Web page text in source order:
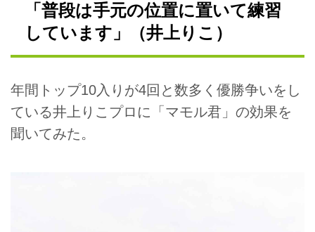
「普段は手元の位置に置いて練習
しています」（井上りこ）
年間トップ10入りが4回と数多く優勝争いをし
ている井上りこプロに「マモル君」の効果を
聞いてみた。